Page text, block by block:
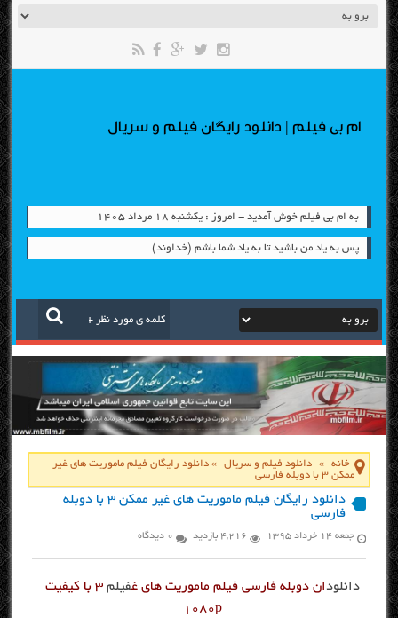
ام بی فیلم | دانلود رایگان فیلم و سریال
به ام بی فیلم خوش آمدید - امروز : یکشنبه ۱۸ مرداد ۱۴۰۵
پس به یاد من باشید تا به یاد شما باشم (خداوند)
خانه » دانلود فیلم و سریال »دانلود رایگان فیلم ماموریت های غیر
ممکن ۳ با دوبله فارسی
دانلود رایگان فیلم ماموریت های غیر ممکن ۳ با دوبله
فارسی
جمعه ۱۴ خرداد ۱۳۹۵ 4,216 بازدید 0 دیدگاه
دانلودان دوبله فارسی فیلم ماموریت های غفیلم
۳ با کیفیت
۱۰۸۰p